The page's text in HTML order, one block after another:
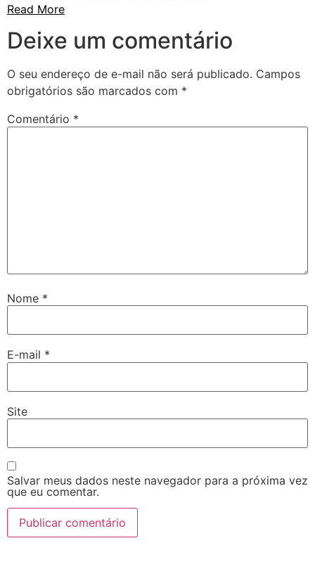
Read More
Deixe um comentário
O seu endereço de e-mail não será publicado. Campos
obrigatórios são marcados com *
Comentário *
Nome *
E-mail *
Site
Salvar meus dados neste navegador para a próxima vez
que eu comentar.